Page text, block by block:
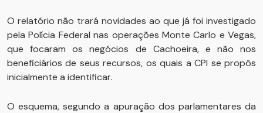
O relatório não trará novidades ao que já foi investigado
pela Polícia Federal nas operações Monte Carlo e Vegas,
que focaram os negócios de Cachoeira, e não nos
beneficiários de seus recursos, os quais a CPI se propôs
inicialmente a identificar.
O esquema, segundo a apuração dos parlamentares da